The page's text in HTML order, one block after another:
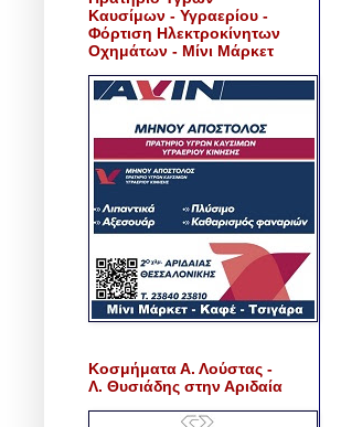
Καυσίμων - Υγραερίου -
Φόρτιση Ηλεκτροκίνητων
Οχημάτων - Μίνι Μάρκετ
Κοσμήματα Α. Λούστας -
Λ. Θυσιάδης στην Αριδαία